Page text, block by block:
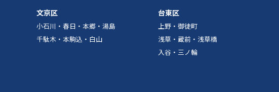
文京区
小石川・春日・本郷・湯島
千駄木・本駒込・白山
台東区
上野・御徒町
浅草・蔵前・浅草橋
入谷・三ノ輪